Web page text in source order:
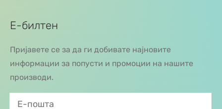
Е-билтен
Пријавете се за да ги добивате најновите
информации за попусти и промоции на нашите
производи.